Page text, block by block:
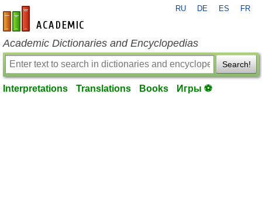
en-academic.com
RU DE ES FR
Academic Dictionaries and Encyclopedias
Search!
Interpretations Translations Books Игры ⚽